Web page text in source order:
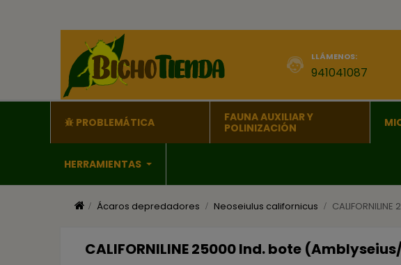
LLÁMENOS:
941041087
PROBLEMÁTICA
FAUNA AUXILIAR Y
POLINIZACIÓN
HERRAMIENTAS
Ácaros depredadores Neoseiulus californicus
CALIFORNILINE 25000 Ind. bote